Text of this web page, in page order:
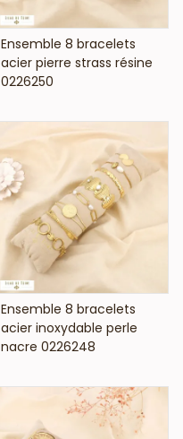
VOIR LE PRIX
Ensemble 8 bracelets
acier pierre strass résine
0226250
VOIR LE PRIX
Ensemble 8 bracelets
acier inoxydable perle
nacre 0226248